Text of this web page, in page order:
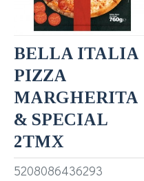
5208086436293
BELLA ITALIA
PIZZA
MARGHERITA
& SPECIAL
2ΤΜΧ